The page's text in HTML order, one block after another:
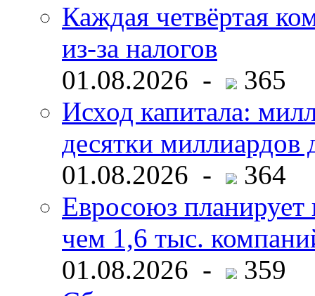
Каждая четвёртая
из-за налогов
01.08.2026 -
365
Исход капитала:
десятки миллиардов
01.08.2026 -
364
Евросоюз планирует
чем 1,6 тыс.
01.08.2026 -
359